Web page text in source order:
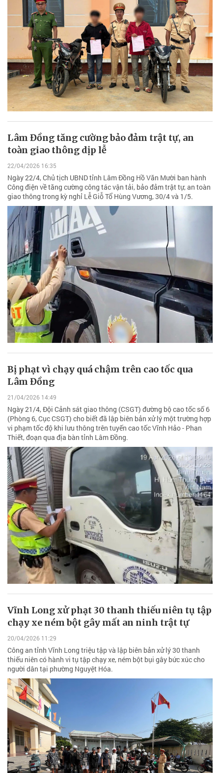
Lâm Đồng tăng cường bảo đảm trật tự, an
toàn giao thông dịp lễ
22/04/2026 16:35
Ngày 22/4, Chủ tịch UBND tỉnh Lâm Đồng Hồ Văn Mười ban hành
Công điện về tăng cường công tác vận tải, bảo đảm trật tự, an toàn
giao thông trong kỳ nghỉ Lễ Giỗ Tổ Hùng Vương, 30/4 và 1/5.
Bị phạt vì chạy quá chậm trên cao tốc qua
Lâm Đồng
21/04/2026 14:49
Ngày 21/4, Đội Cảnh sát giao thông (CSGT) đường bộ cao tốc số 6
(Phòng 6, Cục CSGT) cho biết đã lập biên bản xử lý một trường hợp
vi phạm tốc độ khi lưu thông trên tuyến cao tốc Vĩnh Hảo - Phan
Thiết, đoạn qua địa bàn tỉnh Lâm Đồng.
Vĩnh Long xử phạt 30 thanh thiếu niên tụ tập
chạy xe ném bột gây mất an ninh trật tự
20/04/2026 11:29
Công an tỉnh Vĩnh Long triệu tập và lập biên bản xử lý 30 thanh
thiếu niên có hành vi tụ tập chạy xe, ném bột bụi gây bức xúc cho
người dân tại phường Nguyệt Hóa.